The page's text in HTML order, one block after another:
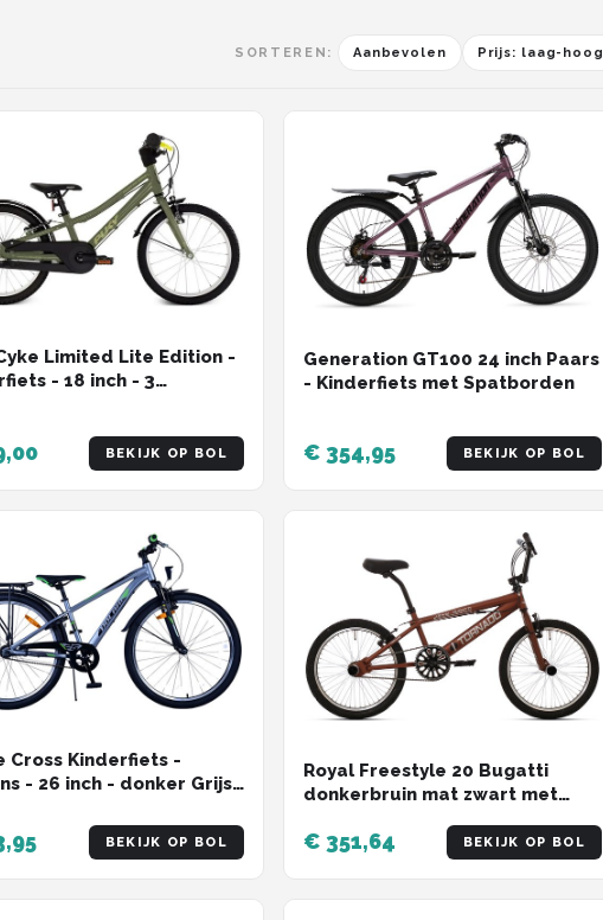
SORTEREN: Aanbevolen Prijs: laag-hoog
Limited Lite Edition -
- 18 inch - 3
BEKIJK OP BOL
Generation GT100 24 inch Paars
- Kinderfiets met Spatborden
€ 354,95 BEKIJK OP BOL
Cross Kinderfiets -
- 26 inch - donker Grijs
BEKIJK OP BOL
Royal Freestyle 20 Bugatti
donkerbruin mat zwart met
€ 351,64 BEKIJK OP BOL